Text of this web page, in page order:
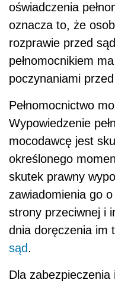
oświadczenia
oznacza to, że
rozprawie przed
pełnomocnikiem
poczynaniami
Pełnomocnictwo
Wypowiedzenie
mocodawcę jest
określonego
skutek prawny
zawiadomienia go
strony przeciwnej i
dnia doręczenia im
sąd.
Dla